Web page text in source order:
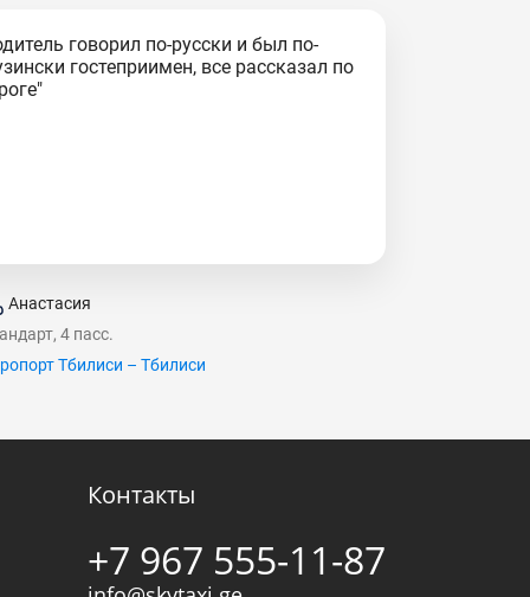
говорил по-русски и был по-
гостеприимен, все рассказал по
Анастасия
4 пасс.
Тбилиси – Тбилиси
Контакты
+7 967 555-11-87